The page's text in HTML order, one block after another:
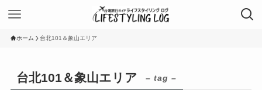
ホーム 台北101＆象山エリア
台北101＆象山エリア – tag –